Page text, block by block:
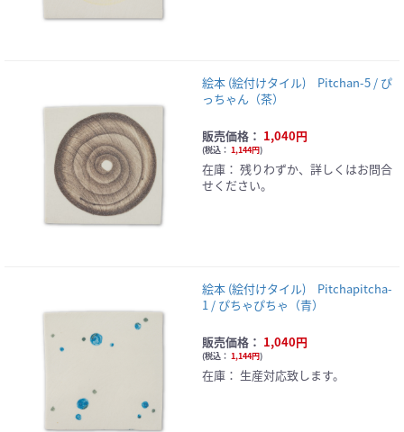
絵本 (絵付けタイル) Pitchan-5 / ぴ
っちゃん（茶）
販売価格： 1,040円
(税込： 1,144円)
在庫： 残りわずか、詳しくはお問合
せください。
絵本 (絵付けタイル) Pitchapitcha-
1 / ぴちゃぴちゃ（青）
販売価格： 1,040円
(税込： 1,144円)
在庫： 生産対応致します。